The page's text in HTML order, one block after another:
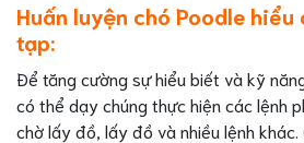
Huấn luyện chó Poodle hiểu
tạp:
Để tăng cường sự hiểu biết và kỹ
có thể dạy chúng thực hiện các lệnh
chờ lấy đồ, lấy đồ và nhiều lệnh